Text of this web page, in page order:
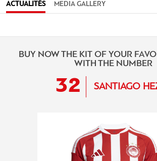
ACTUALITÉS MEDIA GALLERY
BUY NOW THE KIT OF YOUR
WITH THE NUMBER
32 SANTIAGO